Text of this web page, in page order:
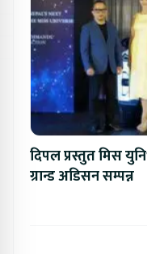
दिपल प्रस्तुत मिस
ग्रान्ड अडिसन सम्पन्न